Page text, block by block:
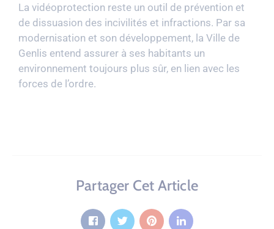
La vidéoprotection reste un outil de prévention et
de dissuasion des incivilités et infractions. Par sa
modernisation et son développement, la Ville de
Genlis entend assurer à ses habitants un
environnement toujours plus sûr, en lien avec les
forces de l’ordre.
Partager Cet Article